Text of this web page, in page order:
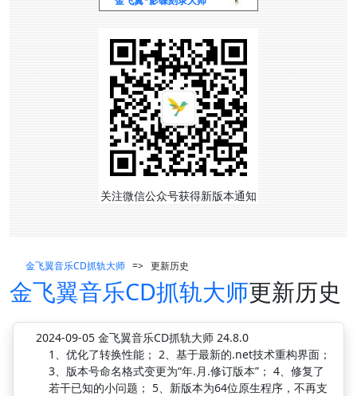
关注微信公众号获得新版本通知
金飞翼音乐CD抓轨大师 => 更新历史
金飞翼音乐CD抓轨大师更新历史
2024-09-05 金飞翼音乐CD抓轨大师 24.8.0
1、优化了转换性能； 2、基于最新的.net技术重构界面；
3、版本号命名格式变更为“年.月.修订版本”； 4、修复了
若干已知的小问题； 5、新版本为64位原生程序，不再支